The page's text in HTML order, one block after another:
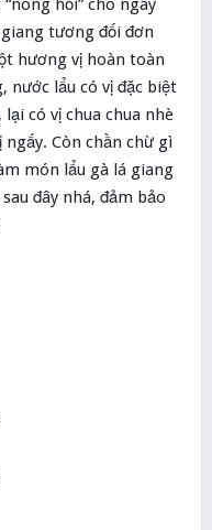
hổi” cho ngày
tương đối đơn
hương vị hoàn toàn
nước lẩu có vị đặc biệt
có vị chua chua nhè
Còn chần chừ gì
món lẩu gà lá giang
đây nhá, đảm bảo